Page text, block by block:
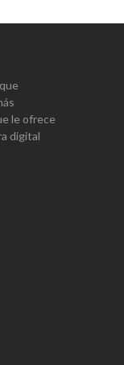
le ofrece
digital